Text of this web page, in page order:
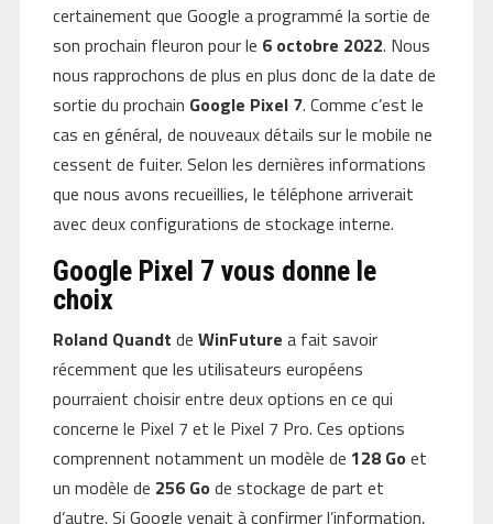
certainement que Google a programmé la sortie de
son prochain fleuron pour le 6 octobre 2022. Nous
nous rapprochons de plus en plus donc de la date de
sortie du prochain Google Pixel 7. Comme c’est le
cas en général, de nouveaux détails sur le mobile ne
cessent de fuiter. Selon les dernières informations
que nous avons recueillies, le téléphone arriverait
avec deux configurations de stockage interne.
Google Pixel 7 vous donne le
choix
Roland Quandt de WinFuture a fait savoir
récemment que les utilisateurs européens
pourraient choisir entre deux options en ce qui
concerne le Pixel 7 et le Pixel 7 Pro. Ces options
comprennent notamment un modèle de 128 Go et
un modèle de 256 Go de stockage de part et
d’autre. Si Google venait à confirmer l’information,